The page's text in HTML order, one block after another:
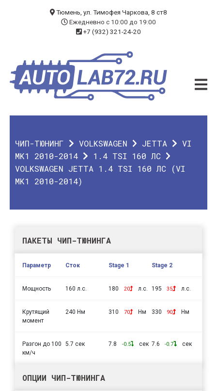
ЧИП-ТЮНИНГ
ДИАГНОСТИКА
О КОМПАНИИ
КОНТАКТЫ
Тюмень, ул. Тимофея Чаркова, 8 ст8
Ежедневно с 10:00 до 19:00
+7 (932) 321-24-20
ЧИП-ТЮНИНГ VOLKSWAGEN JETTA
VI
MK1 2010-2014
1.4 TSI 160 ЛС
VOLKSWAGEN JETTA 1.4 TSI 160 ЛС (VI
MK1 2010-2014)
ПАКЕТЫ ЧИП-ТЮНИНГА
Параметр Сток Stage 1 Stage 2
Мощность 160 л.с. 180 20 л.с. 195 35 л.с.
Крутящий
момент
240 Нм 310 70 Нм 330 90 Нм
Разгон до 100
км/ч
5.7 сек 7.8 -0.5 сек 7.6 -0.7 сек
ОПЦИИ ЧИП-ТЮНИНГА